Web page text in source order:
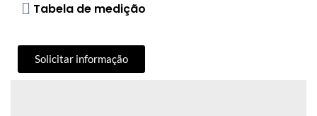
Tabela de medição
Solicitar informação